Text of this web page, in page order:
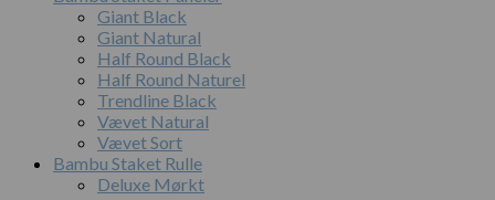
Giant Black
Giant Natural
Half Round Black
Half Round Naturel
Trendline Black
Vævet Natural
Vævet Sort
Bambu Staket Rulle
Deluxe Mørkt